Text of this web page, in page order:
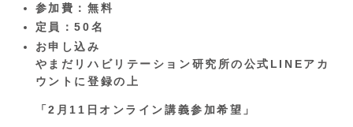
参加費：無料
定員：50名
お申し込み
やまだリハビリテーション研究所の公式LINEアカ
ウントに登録の上
「2月11日オンライン講義参加希望」